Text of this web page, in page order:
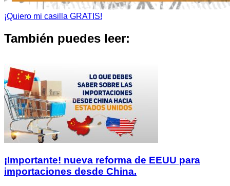
¡Quiero mi casilla GRATIS!
También puedes leer:
¡Importante! nueva reforma de EEUU para
importaciones desde China.